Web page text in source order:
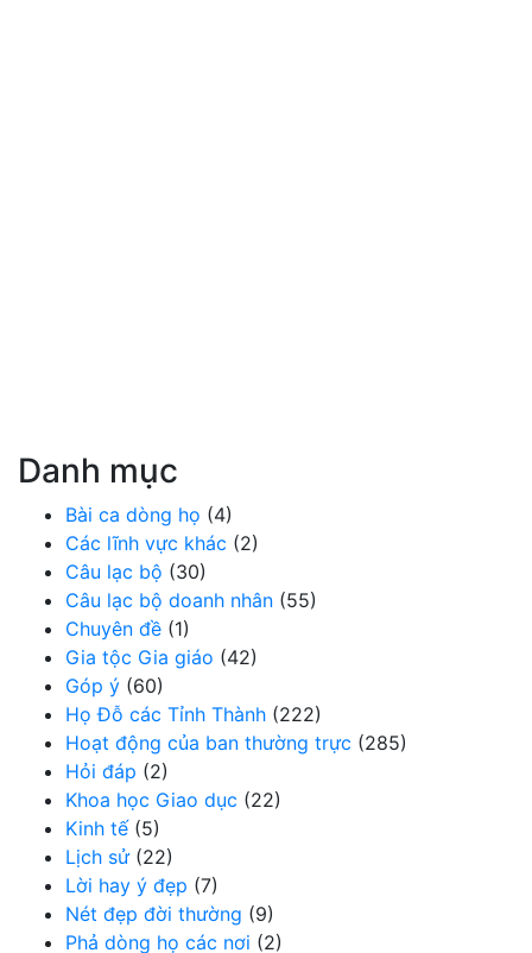
Danh mục
Bài ca dòng họ (4)
Các lĩnh vực khác (2)
Câu lạc bộ (30)
Câu lạc bộ doanh nhân (55)
Chuyên đề (1)
Gia tộc Gia giáo (42)
Góp ý (60)
Họ Đỗ các Tỉnh Thành (222)
Hoạt động của ban thường trực (285)
Hỏi đáp (2)
Khoa học Giao dục (22)
Kinh tế(5)
Lịch sử(22)
Lời hay ý đẹp (7)
Nét đẹp đời thường (9)
Phả dòng họ các nơi (2)